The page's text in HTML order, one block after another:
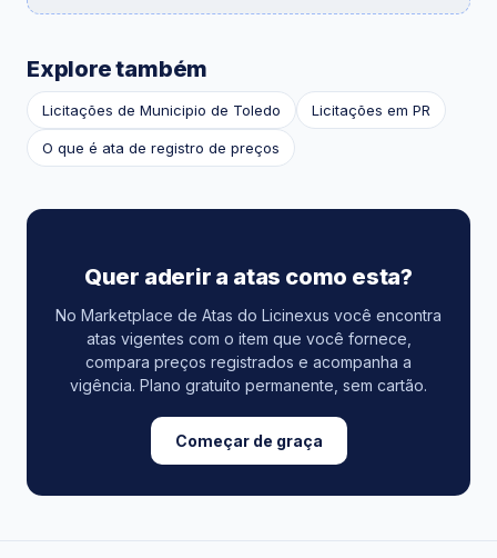
Explore também
Licitações de Municipio de Toledo Licitações em PR
O que é ata de registro de preços
Quer aderir a atas como esta?
No Marketplace de Atas do Licinexus você encontra
atas vigentes com o item que você fornece,
compara preços registrados e acompanha a
vigência. Plano gratuito permanente, sem cartão.
Começar de graça